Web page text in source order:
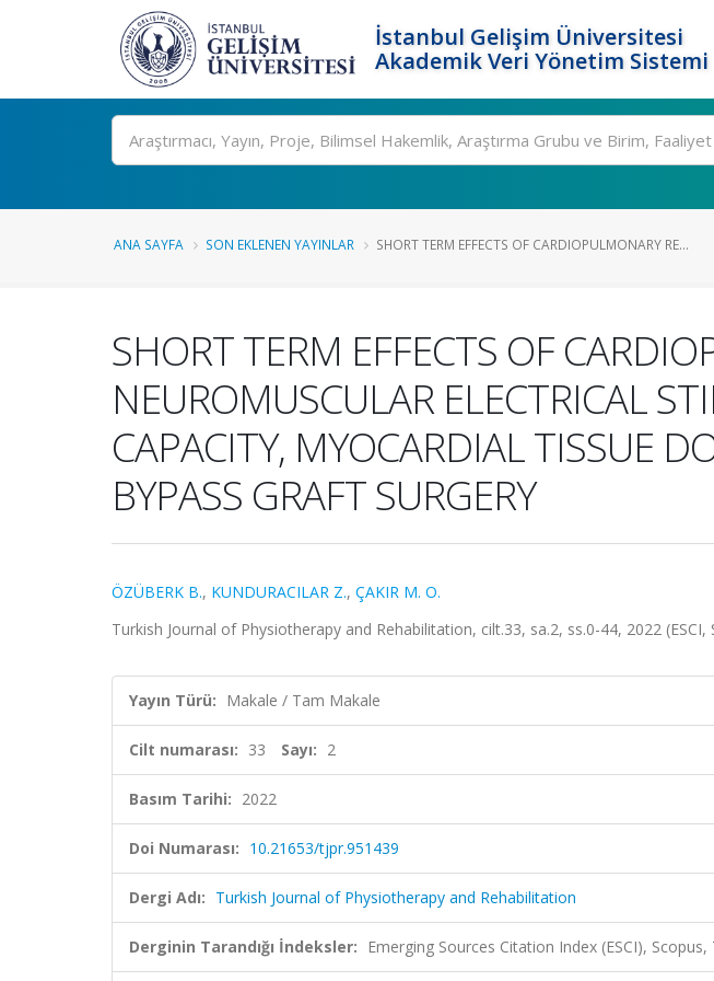
İstanbul Gelişim Üniversitesi
Akademik Veri Yönetim Sistemi
Ara
ANA SAYFA SON EKLENEN YAYINLAR SHORT TERM EFFECTS OF CARDIOPULMONARY RE...
SHORT TERM EFFECTS OF
NEUROMUSCULAR ELECTRICAL
CAPACITY, MYOCARDIAL TISSUE
BYPASS GRAFT SURGERY
ÖZÜBERK B., KUNDURACILAR Z., ÇAKIR M. O.
Turkish Journal of Physiotherapy and Rehabilitation, cilt.33, sa.2, ss.0-44, 2022 (ESCI,
Yayın Türü: Makale / Tam Makale
Cilt numarası: 33 Sayı: 2
Basım Tarihi: 2022
Doi Numarası: 10.21653/tjpr.951439
Dergi Adı: Turkish Journal of Physiotherapy and Rehabilitation
Derginin Tarandığı İndeksler: Emerging Sources Citation Index (ESCI),